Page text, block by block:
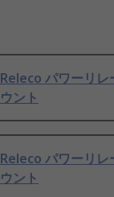
Releco パワーリレ
ウント
Releco パワーリレ
ウント